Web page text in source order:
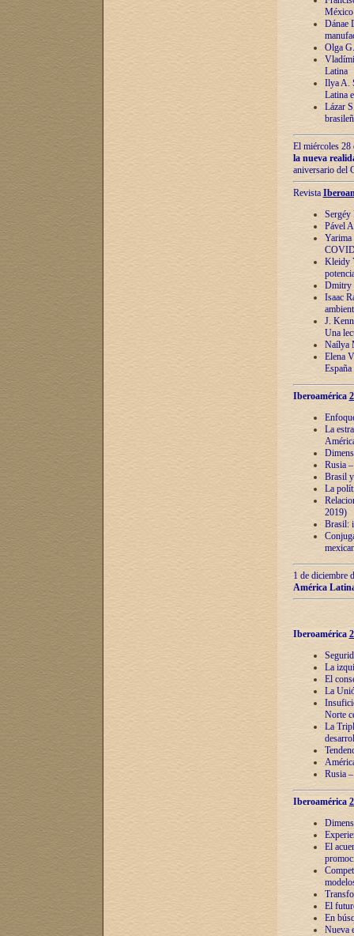
México
Dánae
Olga
Latina
Ilya A.
Latina
Lázar
El miércoles 28
la nueva
aniversario del
Revista
Sergéy
Pável
Yarima
Kleidy
Dmitry
Isaac
J.
Una
Naílya
Elena
España
Iberoamérica
La
Rusia
Brasil
La
2019)
Brasil:
1 de diciembre
América
Iberoamérica
La
El
La
Norte
La
Rusia
Iberoamérica
El
El
En
Nueva